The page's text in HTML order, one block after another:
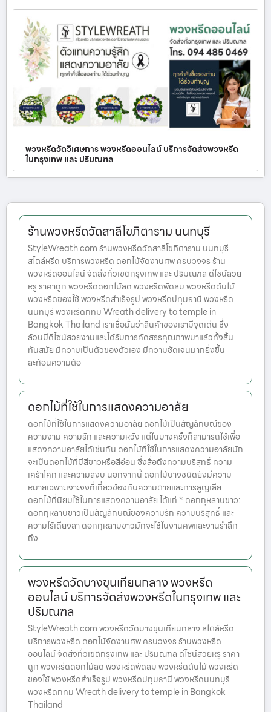
พวงหรีดวัดวิเศษการ พวงหรีดออนไลน์ บริการจัดส่งพวงหรีด
ในกรุงเทพ และ ปริมณฑล
ร้านพวงหรีดวัดสาลีโขภิตาราม นนทบุรี
StyleWreath.com ร้านพวงหรีดวัดสาลีโขภิตาราม นนทบุรี
สไตล์หรีด บริการพวงหรีด ดอกไม้จัดงานศพ ครบวงจร ร้าน
พวงหรีดออนไลน์ จัดส่งทั่วเขตกรุงเทพ และ ปริมณฑล ดีไซน์สวย
หรู ราคาถูก พวงหรีดดอกไม้สด พวงหรีดพัดลม พวงหรีดต้นไม้
พวงหรีดของใช้ พวงหรีดสำเร็จรูป พวงหรีดปทุมธานี พวงหรีด
นนทบุรี พวงหรีดกทม Wreath delivery to temple in
Bangkok Thailand เราเชื่อมั่นว่าสินค้าของเรามีจุดเด่น ซึ่ง
ล้วนมีดีไซน์สวยงามและได้รับการคัดสรรคุณภาพมาแล้วทั้งสิ้น
ทันสมัย มีความเป็นตัวของตัวเอง มีความชัดเจนมากยิ่งขึ้น
สะท้อนความต้อ
ดอกไม้ที่ใช้ในการแสดงความอาลัย
ดอกไม้ที่ใช้ในการแสดงความอาลัย ดอกไม้เป็นสัญลักษณ์ของ
ความงาม ความรัก และความหวัง แต่ในบางครั้งก็สามารถใช้เพื่อ
แสดงความอาลัยได้เช่นกัน ดอกไม้ที่ใช้ในการแสดงความอาลัยมัก
จะเป็นดอกไม้ที่มีสีขาวหรือสีอ่อน ซึ่งสื่อถึงความบริสุทธิ์ ความ
เศร้าโศก และความสงบ นอกจากนี้ ดอกไม้บางชนิดยังมีความ
หมายเฉพาะเจาะจงที่เกี่ยวข้องกับความตายและการสูญเสีย
ดอกไม้ที่นิยมใช้ในการแสดงความอาลัย ได้แก่ * ดอกกุหลาบขาว:
ดอกกุหลาบขาวเป็นสัญลักษณ์ของความรัก ความบริสุทธิ์ และ
ความไร้เดียงสา ดอกกุหลาบขาวมักจะใช้ในงานศพและงานรำลึก
ถึง
พวงหรีดวัดบางขุนเทียนกลาง พวงหรีด
ออนไลน์ บริการจัดส่งพวงหรีดในกรุงเทพ และ
ปริมณฑล
StyleWreath.com พวงหรีดวัดบางขุนเทียนกลาง สไตล์หรีด
บริการพวงหรีด ดอกไม้จัดงานศพ ครบวงจร ร้านพวงหรีด
ออนไลน์ จัดส่งทั่วเขตกรุงเทพ และ ปริมณฑล ดีไซน์สวยหรู ราคา
ถูก พวงหรีดดอกไม้สด พวงหรีดพัดลม พวงหรีดต้นไม้ พวงหรีด
ของใช้ พวงหรีดสำเร็จรูป พวงหรีดปทุมธานี พวงหรีดนนทบุรี
พวงหรีดกทม Wreath delivery to temple in Bangkok
Thailand